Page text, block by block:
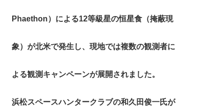
Phaethon）による12等級星の恒星食（掩蔽現
象）が北米で発生し、現地では複数の観測者に
よる観測キャンペーンが展開されました。​
浜松スペースハンタークラブの和久田俊一氏が